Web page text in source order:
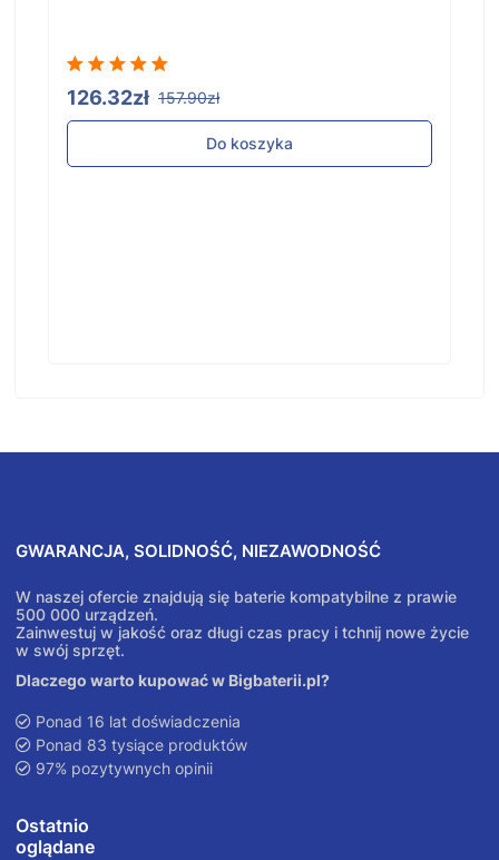
126.32zł 157.90zł
Do koszyka
GWARANCJA, SOLIDNOŚĆ, NIEZAWODNOŚĆ
W naszej ofercie znajdują się baterie kompatybilne z prawie
500 000 urządzeń.
Zainwestuj w jakość oraz długi czas pracy i tchnij nowe życie
w swój sprzęt.
Dlaczego warto kupować w Bigbaterii.pl?
Ponad 16 lat doświadczenia
Ponad 83 tysiące produktów
97% pozytywnych opinii
Ostatnio
oglądane